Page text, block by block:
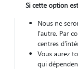
Si cette option
Nous ne
l'autre. Par
centres
Vous aurez
qui